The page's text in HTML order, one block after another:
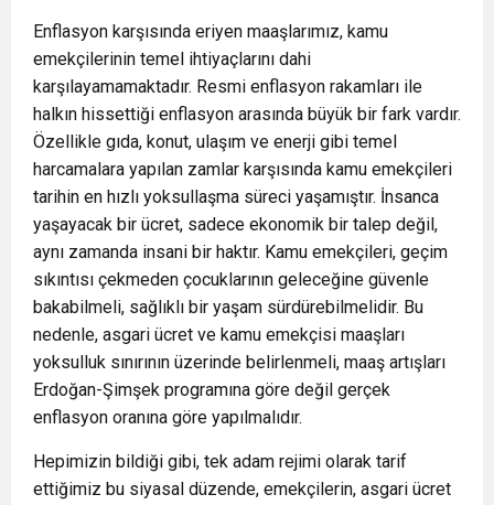
Enflasyon karşısında eriyen maaşlarımız, kamu
emekçilerinin temel ihtiyaçlarını dahi
karşılayamamaktadır. Resmi enflasyon rakamları ile
halkın hissettiği enflasyon arasında büyük bir fark vardır.
Özellikle gıda, konut, ulaşım ve enerji gibi temel
harcamalara yapılan zamlar karşısında kamu emekçileri
tarihin en hızlı yoksullaşma süreci yaşamıştır. İnsanca
yaşayacak bir ücret, sadece ekonomik bir talep değil,
aynı zamanda insani bir haktır. Kamu emekçileri, geçim
sıkıntısı çekmeden çocuklarının geleceğine güvenle
bakabilmeli, sağlıklı bir yaşam sürdürebilmelidir. Bu
nedenle, asgari ücret ve kamu emekçisi maaşları
yoksulluk sınırının üzerinde belirlenmeli, maaş artışları
Erdoğan-Şimşek programına göre değil gerçek
enflasyon oranına göre yapılmalıdır.
Hepimizin bildiği gibi, tek adam rejimi olarak tarif
ettiğimiz bu siyasal düzende, emekçilerin, asgari ücret